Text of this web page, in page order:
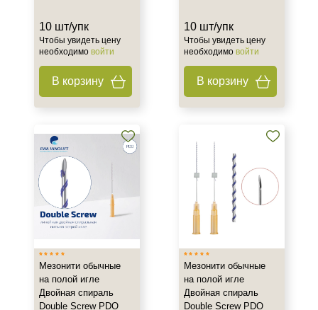
10 шт/упк
Чтобы увидеть цену
необходимо войти
В корзину
10 шт/упк
Чтобы увидеть цену
необходимо войти
В корзину
Мезонити обычные
на полой игле
Двойная спираль
Double Screw PDO
Мезонити обычные
на полой игле
Двойная спираль
Double Screw PDO